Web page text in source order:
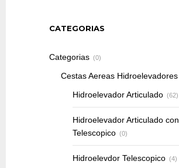
CATEGORIAS
Categorias (0)
Cestas Aereas Hidroelevadores
Hidroelevador Articulado (62)
Hidroelevador Articulado con
Telescopico (0)
Hidroelevdor Telescopico (4)